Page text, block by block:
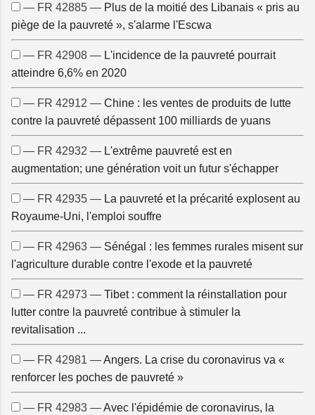
— FR 42885 — Plus de la moitié des Libanais « pris au
piège de la pauvreté », s'alarme l'Escwa
— FR 42908 — L'incidence de la pauvreté pourrait
atteindre 6,6% en 2020
— FR 42912 — Chine : les ventes de produits de lutte
contre la pauvreté dépassent 100 milliards de yuans
— FR 42932 — L'extrême pauvreté est en
augmentation; une génération voit un futur s'échapper
— FR 42935 — La pauvreté et la précarité explosent au
Royaume-Uni, l'emploi souffre
— FR 42963 — Sénégal : les femmes rurales misent sur
l'agriculture durable contre l'exode et la pauvreté
— FR 42973 — Tibet : comment la réinstallation pour
lutter contre la pauvreté contribue à stimuler la
revitalisation ...
— FR 42981 —Angers. La crise du coronavirus va «
renforcer les poches de pauvreté »
— FR 42983 —Avec l'épidémie de coronavirus, la